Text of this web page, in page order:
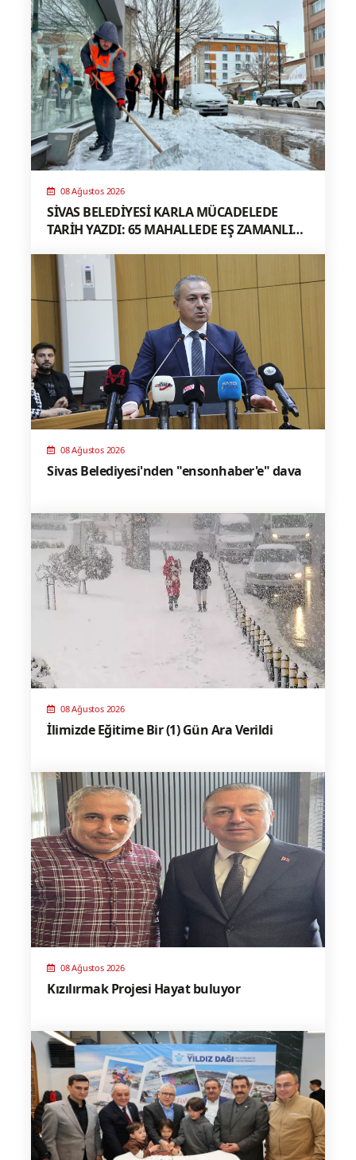
08 Ağustos 2026
SİVAS BELEDİYESİ KARLA MÜCADELEDE
TARİH YAZDI: 65 MAHALLEDE EŞ ZAMANLI
08 Ağustos 2026
Sivas Belediyesi'nden "ensonhaber'e" dava
08 Ağustos 2026
İlimizde Eğitime Bir (1) Gün Ara Verildi
08 Ağustos 2026
Kızılırmak Projesi Hayat buluyor